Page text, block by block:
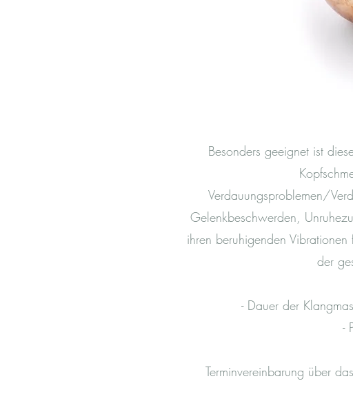
Besonders geeignet ist
Verdauungsproblemen/
Gelenkbeschwerden,
ihren beruhigenden
der
- Dauer der
-
Terminvereinbarung über